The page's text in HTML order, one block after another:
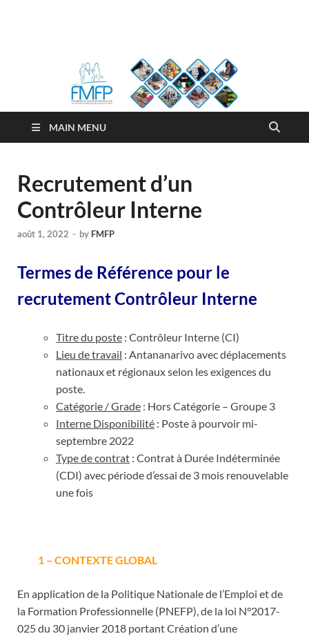
MAIN MENU
Recrutement d’un
Contrôleur Interne
août 1, 2022 - by FMFP
Termes de Référence pour le
recrutement Contrôleur Interne
Titre du poste : Contrôleur Interne (CI)
Lieu de travail : Antananarivo avec déplacements
nationaux et régionaux selon les exigences du
poste.
Catégorie / Grade : Hors Catégorie – Groupe 3
Interne Disponibilité : Poste à pourvoir mi-
septembre 2022
Type de contrat : Contrat à Durée Indéterminée
(CDI) avec période d’essai de 3 mois renouvelable
une fois
1 – CONTEXTE GLOBAL
En application de la Politique Nationale de l’Emploi et de
la Formation Professionnelle (PNEFP), de la loi N°2017-
025 du 30 janvier 2018 portant Création d’une